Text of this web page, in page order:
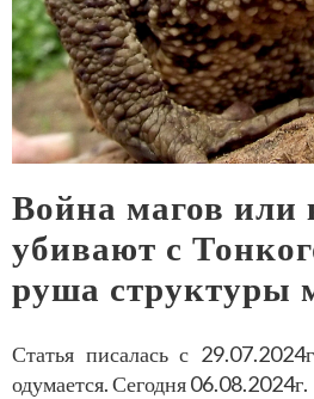
Война магов или
убивают с
руша структуры
Статья писалась с
одумается. Сегодня 06.08.2024г.